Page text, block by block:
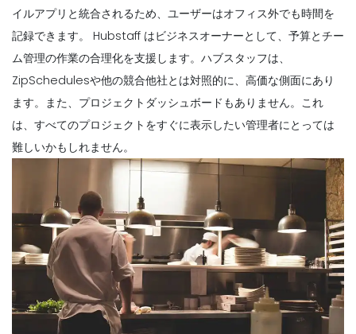
イルアプリと統合されるため、ユーザーはオフィス外でも時間を
記録できます。
Hubstaff はビジネスオーナーとして、予算とチー
ム管理の作業の合理化を支援します。ハブスタッフは、
ZipSchedulesや他の競合他社とは対照的に、高価な側面にあり
ます。また、プロジェクトダッシュボードもありません。これ
は、すべてのプロジェクトをすぐに表示したい管理者にとっては
難しいかもしれません。